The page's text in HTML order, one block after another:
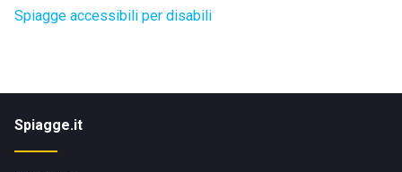
Spiagge accessibili per disabili
Spiagge.it